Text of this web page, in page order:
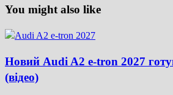
You might also like
Новий Audi A2 e-tron 2027
(відео)